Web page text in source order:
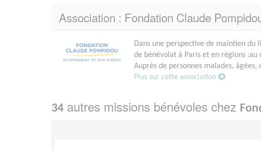
Association : Fondation Claude
Dans une perspective de maintien du
de bénévolat à Paris et en régions
Auprès de personnes malades, âgées,
Plus sur cette association
34 autres missions bénévoles chez